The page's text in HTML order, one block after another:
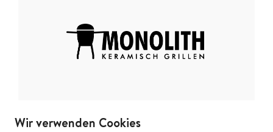
Wir verwenden Cookies